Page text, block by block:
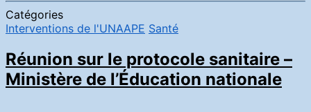
Catégories
Interventions de l'UNAAPE Santé
Réunion sur le protocole sanitaire –
Ministère de l’Éducation nationale